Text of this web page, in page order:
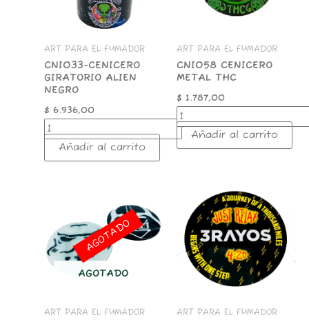
ART PARA EL FUMADOR
CNI033-CENICERO
GIRATORIO ALIEN
NEGRO
$ 6.936,00
Añadir al carrito
ART PARA EL FUMADOR
CNI058 CENICERO
METAL THC
$ 1.787,00
Añadir al carrito
AGOTADO
ART PARA EL FUMADOR
AGOTADO
ART PARA EL FUMADOR
TAPA
CENICERO
MAGNETICA
cantidad